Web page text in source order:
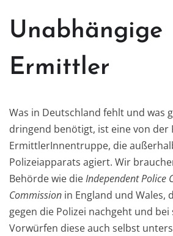
Unabhängige
Ermittler
Was in Deutschland fehlt und was
dringend benötigt, ist eine von der
ErmittlerInnentruppe, die
Polizeiapparats agiert. Wir
Behörde wie dieIndependent Police
Commission in England und Wales,
gegen die Polizei nachgeht und bei
Vorwürfen diese auch selbst